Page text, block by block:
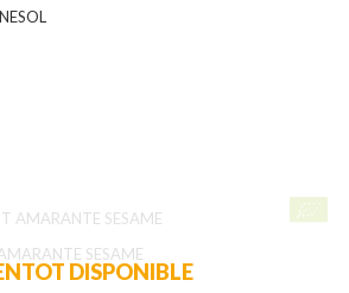
SESAME
DISPONIBLE